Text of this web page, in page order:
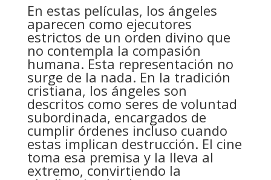
En estas películas, los ángeles
aparecen como ejecutores
estrictos de un orden divino que
no contempla la compasión
humana. Esta representación no
surge de la nada. En la tradición
cristiana, los ángeles son
descritos como seres de voluntad
subordinada, encargados de
cumplir órdenes incluso cuando
estas implican destrucción. El cine
toma esa premisa y la lleva al
extremo, convirtiendo la